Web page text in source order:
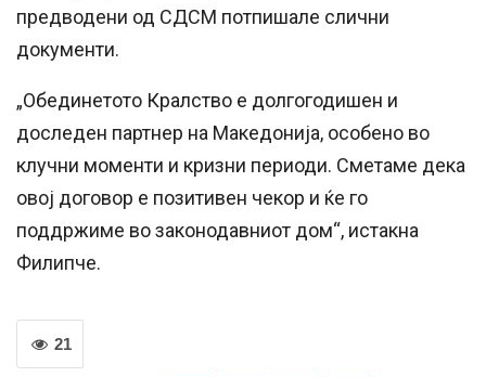
предводени од СДСМ потпишале слични
документи.
„Обединетото Кралство е долгогодишен и
доследен партнер на Македонија, особено во
клучни моменти и кризни периоди. Сметаме дека
овој договор е позитивен чекор и ќе го
поддржиме во законодавниот дом“, истакна
Филипче.
21